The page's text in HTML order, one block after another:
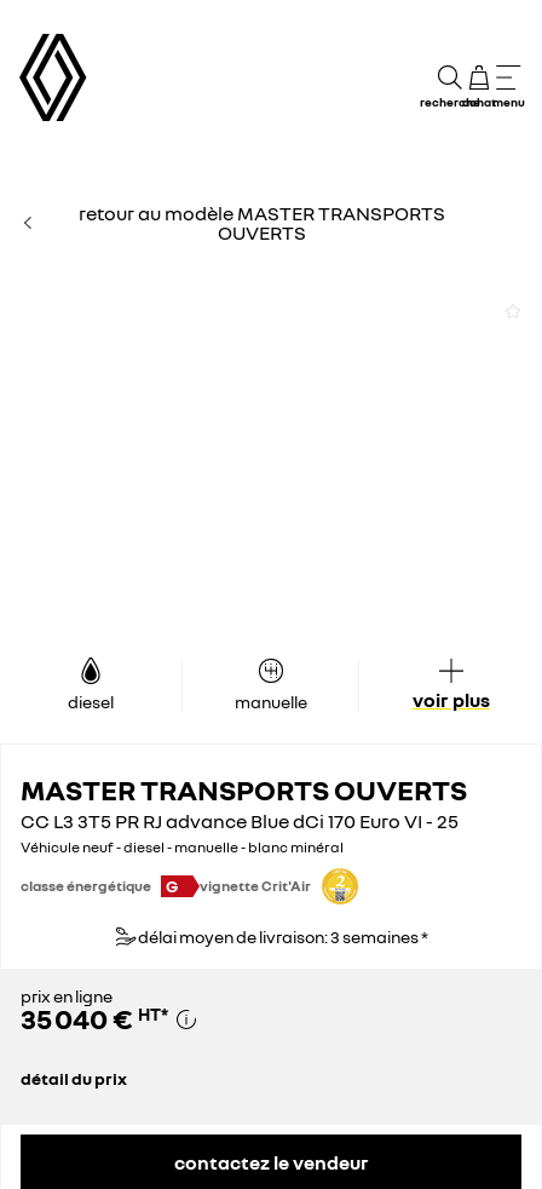
rechercheachatmenu
retour au modèle MASTER TRANSPORTS
OUVERTS
diesel manuelle voir plus
MASTER TRANSPORTS OUVERTS
CC L3 3T5 PR RJ advance Blue dCi 170 Euro VI - 25
Véhicule neuf - diesel - manuelle - blanc minéral
classe énergétique G vignette Crit'Air
délai moyen de livraison: 3 semaines *
prix en ligne
35 040 € HT*
détail du prix
contactez le vendeur